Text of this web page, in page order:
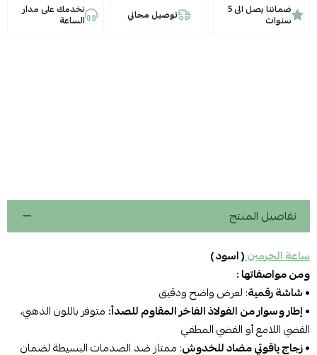
ضماننا يصل الى 5
سنوات توصيل مجاني نخدمك على مدار
الساعة
تفاصيل المنتج
ساعة الحرمين( اسود )
ومن مواصفاتها :
• شاشة رقمية: لعرض واضح ودقيق
•إطار وسوار من الفولاذ الفاخر المقاوم للصدأ: متوفر باللون الذهبي،
الفضي اللامع أو الفضي المطفي
• زجاج ياقوتي مضاد للخدوش: ممتاز ضد الصدمات البسيطة لضمان